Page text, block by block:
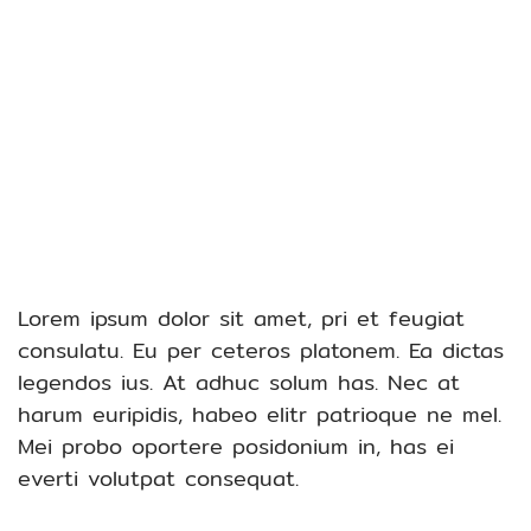
Lorem ipsum dolor sit amet, pri et feugiat
consulatu. Eu per ceteros platonem. Ea dictas
legendos ius. At adhuc solum has. Nec at
harum euripidis, habeo elitr patrioque ne mel.
Mei probo oportere posidonium in, has ei
everti volutpat consequat.